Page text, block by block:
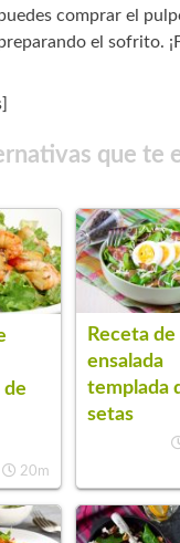
comprar el
el sofrito.
que te
de
20m
Receta de
ensalada
templada
setas